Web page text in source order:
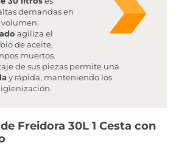
demandas en
volumen.
agiliza el
de aceite,
muertos.
de sus piezas permite una
y rápida, manteniendo los
Freidora 30L 1 Cesta con